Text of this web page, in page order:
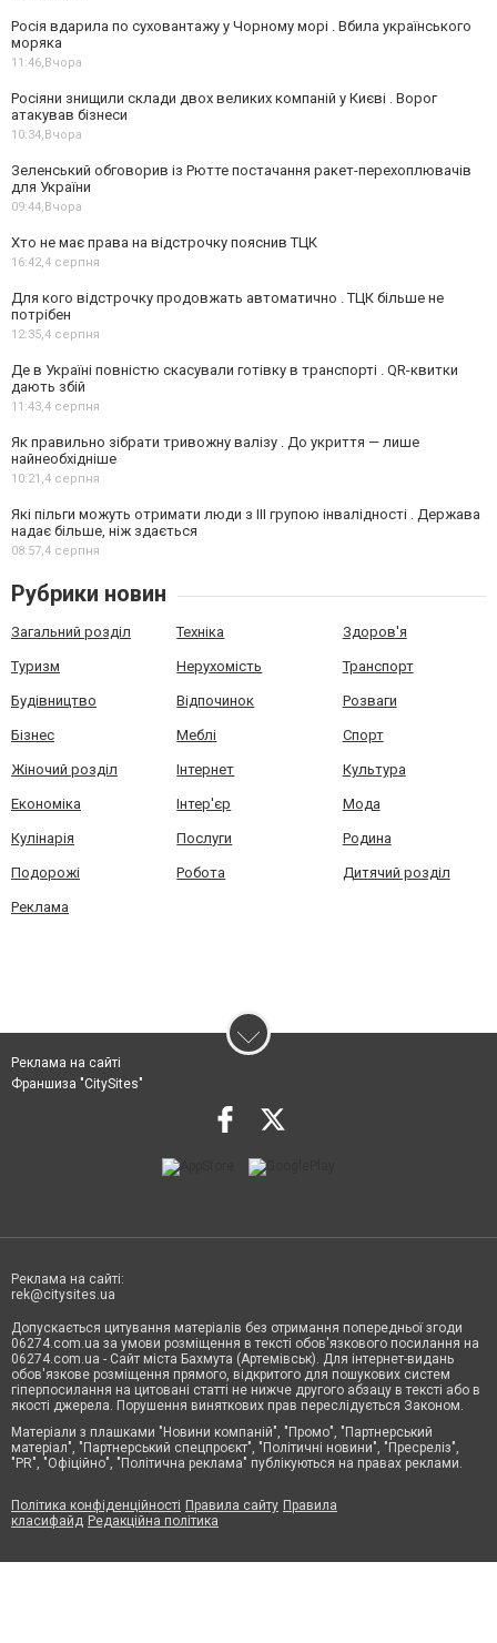
Росія вдарила по суховантажу у Чорному морі . Вбила українського
моряка
11:46, Вчора
Росіяни знищили склади двох великих компаній у Києві . Ворог
атакував бізнеси
10:34, Вчора
Зеленський обговорив із Рютте постачання ракет-перехоплювачів
для України
09:44, Вчора
Хто не має права на відстрочку пояснив ТЦК
16:42,4 серпня
Для кого відстрочку продовжать автоматично . ТЦК більше не
потрібен
12:35,4 серпня
Де в Україні повністю скасували готівку в транспорті . QR-квитки
дають збій
11:43,4 серпня
Як правильно зібрати тривожну валізу . До укриття — лише
найнеобхідніше
10:21,4 серпня
Які пільги можуть отримати люди з III групою інвалідності . Держава
надає більше, ніж здається
08:57,4 серпня
Рубрики новин
Загальний розділ Техніка Здоров'я
Туризм Нерухомість Транспорт
Будівництво Відпочинок Розваги
Бізнес Меблі Спорт
Жіночий розділ Інтернет Культура
Економіка Інтер'єр Мода
Кулінарія Послуги Родина
Подорожі Робота Дитячий розділ
Реклама
Реклама на сайті
Франшиза "CitySites"
Реклама на сайті:
rek@citysites.ua
Допускається цитування матеріалів без отримання попередньої згоди
06274.com.ua за умови розміщення в тексті обов'язкового посилання на
06274.com.ua - Сайт міста Бахмута (Артемівськ). Для інтернет-видань
обов'язкове розміщення прямого, відкритого для пошукових систем
гіперпосилання на цитовані статті не нижче другого абзацу в тексті або в
якості джерела. Порушення виняткових прав переслідується Законом.
Матеріали з плашками "Новини компаній", "Промо", "Партнерський
матеріал", "Партнерський спецпроєкт", "Політичні новини", "Пресреліз",
"PR", "Офіційно", "Політична реклама" публікуються на правах реклами.
Політика конфіденційності Правила сайту Правила
класифайд Редакційна політика